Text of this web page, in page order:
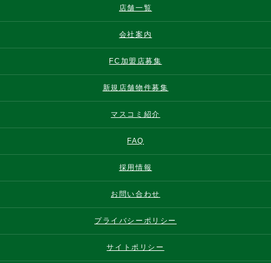
店舗一覧
会社案内
FC加盟店募集
新規店舗物件募集
マスコミ紹介
FAQ
採用情報
お問い合わせ
プライバシーポリシー
サイトポリシー